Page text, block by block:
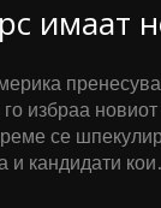
имаат
избраа
се
и кандидати